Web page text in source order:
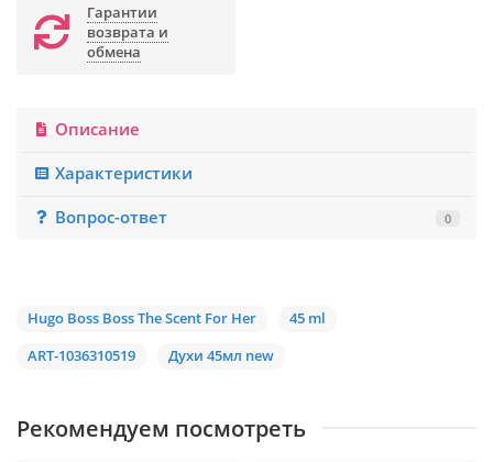
Гарантии
возврата и
обмена
Описание
Характеристики
Вопрос-ответ
0
Hugo Boss Boss The Scent For Her
45 ml
ART-1036310519
Духи 45мл new
Рекомендуем посмотреть